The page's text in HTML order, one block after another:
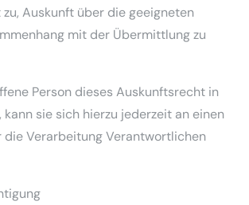
Auskunft über die geeigneten
mit der Übermittlung zu
Person dieses Auskunftsrecht in
sie sich hierzu jederzeit an einen
Verarbeitung Verantwortlichen